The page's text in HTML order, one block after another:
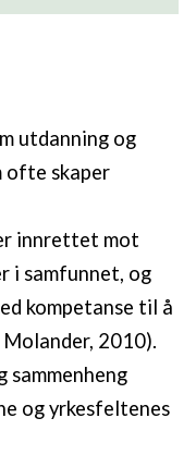
utdanning og
ofte skaper
innrettet mot
i samfunnet, og
kompetanse til å
Molander, 2010).
sammenheng
og yrkesfeltenes